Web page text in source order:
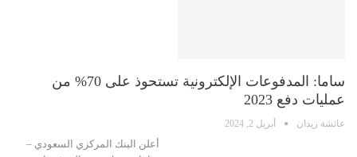
ساما: المدفوعات الإلكترونية تستحوذ على 70% من
عمليات دفع 2023
عائشة زيدان أبريل 2, 2024
أعلن البنك المركزي السعودي –